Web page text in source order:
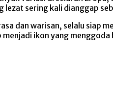
lezat sering kali dianggap
dan warisan, selalu siap
ikon yang